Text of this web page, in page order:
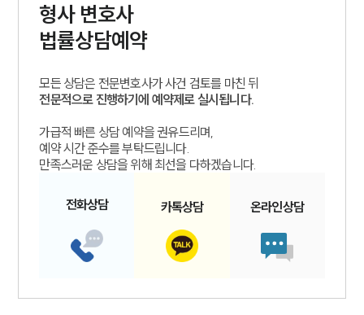
형사변호사
법률상담예약
모든 상담은 전문변호사가 사건 검토를 마친 뒤
전문적으로 진행하기에 예약제로 실시됩니다.
가급적 빠른 상담 예약을 권유드리며,
예약 시간 준수를 부탁드립니다.
만족스러운 상담을 위해 최선을 다하겠습니다.
전화상담 카톡상담 온라인상담